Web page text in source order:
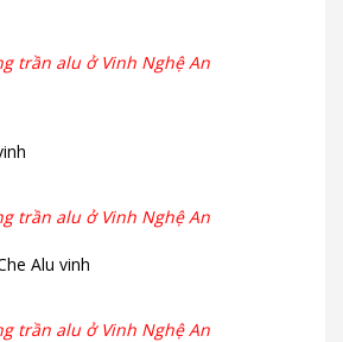
trần alu ở Vinh Nghệ An
trần alu ở Vinh Nghệ An
trần alu ở Vinh Nghệ An